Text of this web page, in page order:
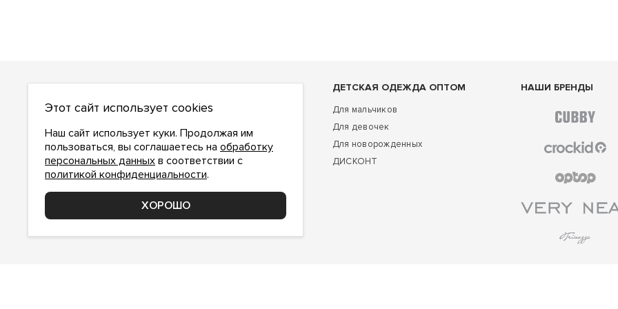
О НАС
О компании
Как сделать заказ
Условия работы
Доставка и оплата
Возврат
ДЕТСКАЯ ОДЕЖДА ОПТОМ
Для мальчиков
Для девочек
Для новорожденных
ДИСКОНТ
НАШИ БРЕНДЫ
Этот сайт использует cookies
Наш сайт использует куки. Продолжая им
пользоваться, вы соглашаетесь на обработку
персональных данных в соответствии с
политикой конфиденциальности.
ХОРОШО